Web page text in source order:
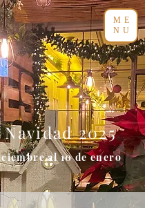
ME
NU
2025
al 10 de enero